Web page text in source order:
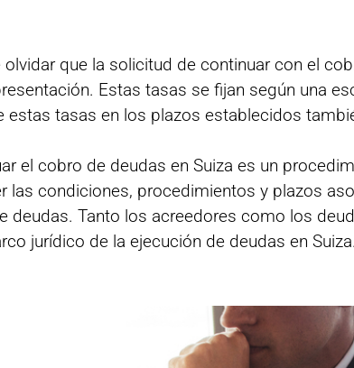
olvidar que la solicitud de continuar con el
Estas tasas se fijan según una
estas tasas en los plazos establecidos
el cobro de deudas en Suiza es un
las condiciones, procedimientos y plazos
deudas. Tanto los acreedores como los
jurídico de la ejecución de deudas en Suiza.